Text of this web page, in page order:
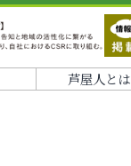
芦屋人とは